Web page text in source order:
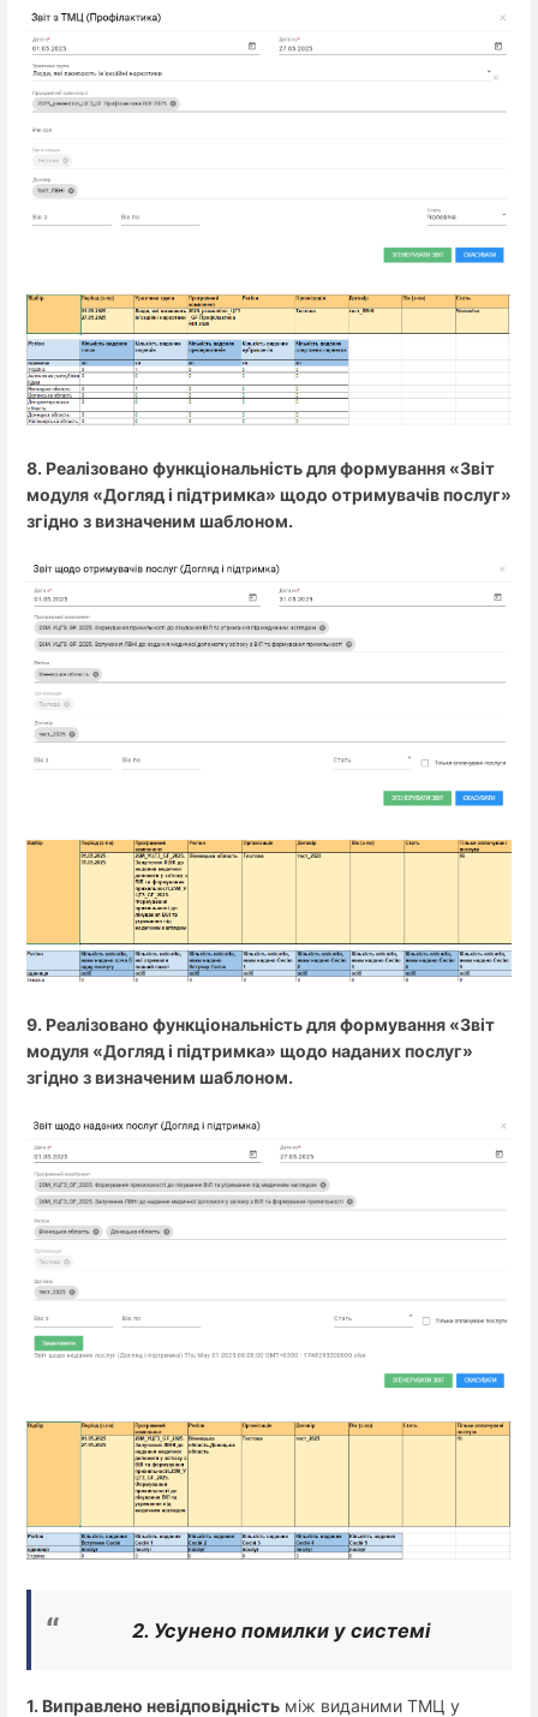
8. Реалізовано функціональність для формування «Звіт
модуля «Догляд і підтримка» щодо отримувачів послуг»
згідно з визначеним шаблоном.
9. Реалізовано функціональність для формування «Звіт
модуля «Догляд і підтримка» щодо наданих послуг»
згідно з визначеним шаблоном.
2. Усунено помилки у системі
1. Виправлено невідповідність між виданими ТМЦ у